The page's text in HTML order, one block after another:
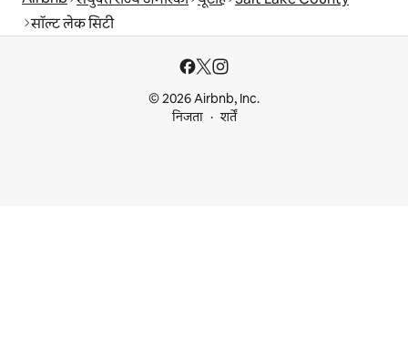
सॉल्ट लेक सिटी
© 2026 Airbnb, Inc.
निजता
शर्तें